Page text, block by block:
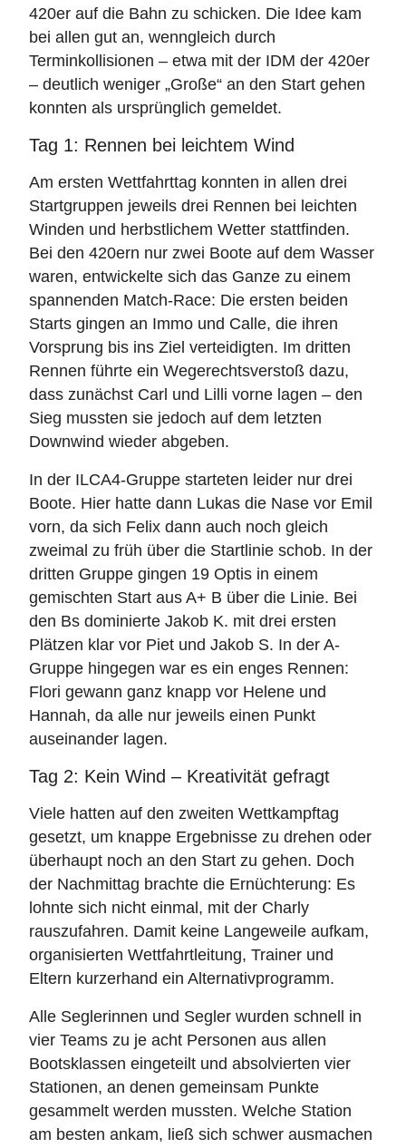
420er auf die Bahn zu schicken. Die Idee kam
bei allen gut an, wenngleich durch
Terminkollisionen – etwa mit der IDM der 420er
– deutlich weniger „Große“ an den Start gehen
konnten als ursprünglich gemeldet.
Tag 1: Rennen bei leichtem Wind
Am ersten Wettfahrttag konnten in allen drei
Startgruppen jeweils drei Rennen bei leichten
Winden und herbstlichem Wetter stattfinden.
Bei den 420ern nur zwei Boote auf dem Wasser
waren, entwickelte sich das Ganze zu einem
spannenden Match-Race: Die ersten beiden
Starts gingen an Immo und Calle, die ihren
Vorsprung bis ins Ziel verteidigten. Im dritten
Rennen führte ein Wegerechtsverstoß dazu,
dass zunächst Carl und Lilli vorne lagen – den
Sieg mussten sie jedoch auf dem letzten
Downwind wieder abgeben.
In der ILCA4-Gruppe starteten leider nur drei
Boote. Hier hatte dann Lukas die Nase vor Emil
vorn, da sich Felix dann auch noch gleich
zweimal zu früh über die Startlinie schob. In der
dritten Gruppe gingen 19 Optis in einem
gemischten Start aus A+ B über die Linie. Bei
den Bs dominierte Jakob K. mit drei ersten
Plätzen klar vor Piet und Jakob S. In der A-
Gruppe hingegen war es ein enges Rennen:
Flori gewann ganz knapp vor Helene und
Hannah, da alle nur jeweils einen Punkt
auseinander lagen.
Tag 2: Kein Wind – Kreativität gefragt
Viele hatten auf den zweiten Wettkampftag
gesetzt, um knappe Ergebnisse zu drehen oder
überhaupt noch an den Start zu gehen. Doch
der Nachmittag brachte die Ernüchterung: Es
lohnte sich nicht einmal, mit der Charly
rauszufahren. Damit keine Langeweile aufkam,
organisierten Wettfahrtleitung, Trainer und
Eltern kurzerhand ein Alternativprogramm.
Alle Seglerinnen und Segler wurden schnell in
vier Teams zu je acht Personen aus allen
Bootsklassen eingeteilt und absolvierten vier
Stationen, an denen gemeinsam Punkte
gesammelt werden mussten. Welche Station
am besten ankam, ließ sich schwer ausmachen